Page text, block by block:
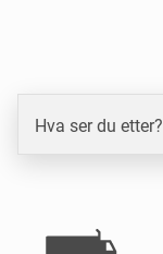
Hva ser du etter?